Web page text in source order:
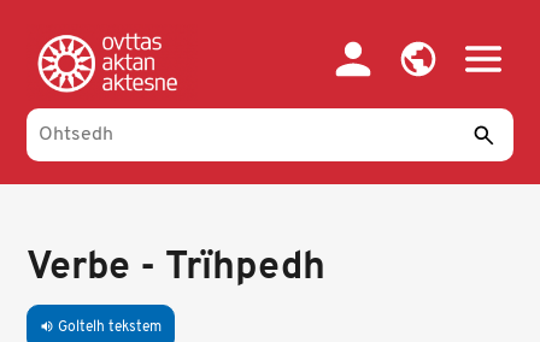
main
content
Verbe - Trïhpedh
volume_up Goltelh tekstem